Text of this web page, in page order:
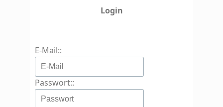
Login
E-Mail::
Passwort::